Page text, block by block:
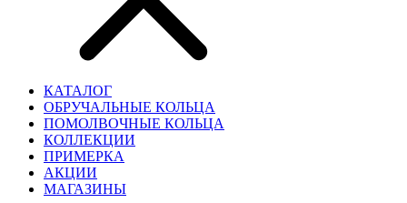
КАТАЛОГ
ОБРУЧАЛЬНЫЕ КОЛЬЦА
ПОМОЛВОЧНЫЕ КОЛЬЦА
КОЛЛЕКЦИИ
ПРИМЕРКА
АКЦИИ
МАГАЗИНЫ